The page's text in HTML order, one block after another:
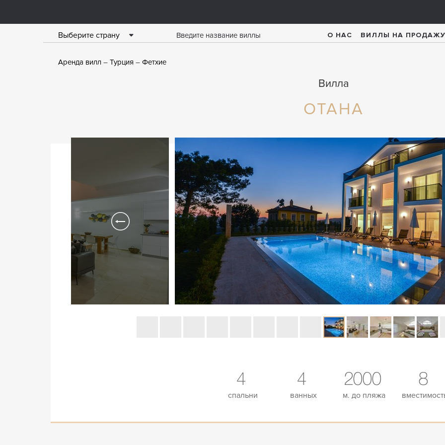
Выберите страну О НАС ВИЛЛЫ НА ПРОДАЖУ
Аренда вилл Турция Фетхие
Вилла
ОТАНА
4
спальни
4
ванных
2000
м. до пляжа
8